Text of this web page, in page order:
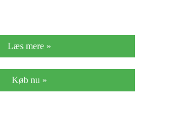
Læs mere »
Køb nu »